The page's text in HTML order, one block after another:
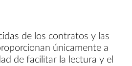
de los contratos y las
únicamente a
de facilitar la lectura y el